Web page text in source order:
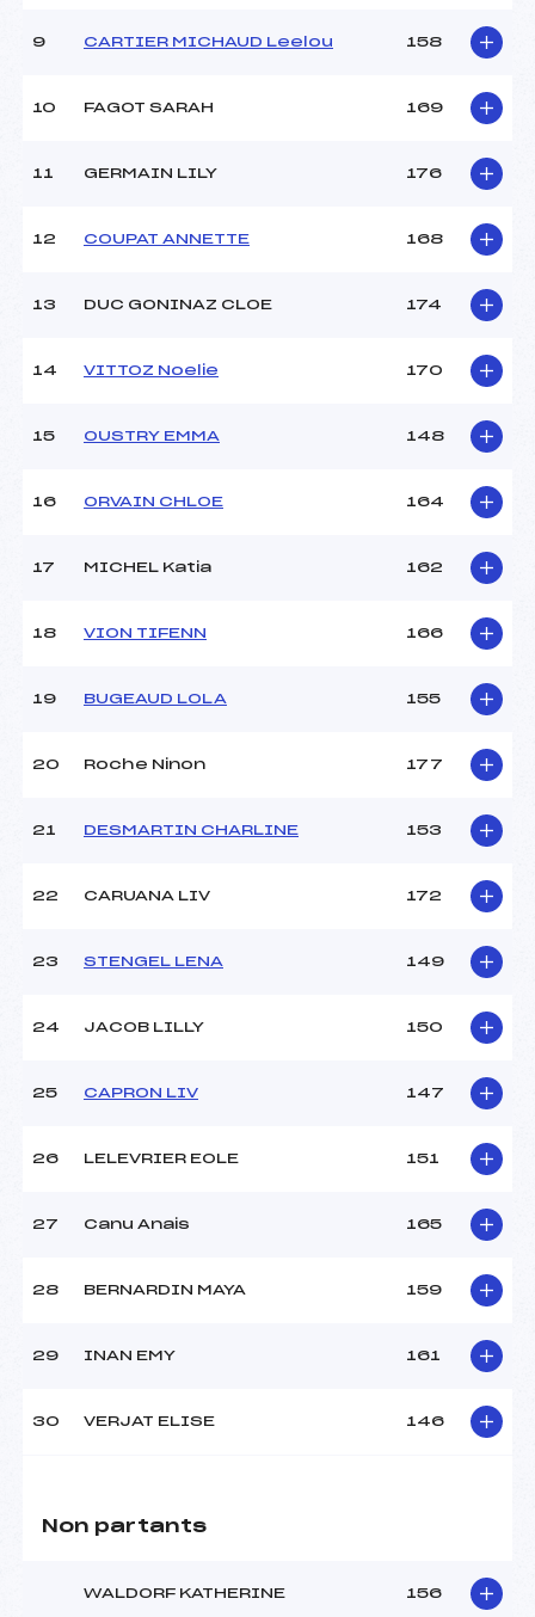
9 CARTIER MICHAUD Leelou 158
10 FAGOT SARAH 169
11 GERMAIN LILY 176
12 COUPAT ANNETTE 168
13 DUC GONINAZ CLOE 174
14 VITTOZ Noelie 170
15 OUSTRY EMMA 148
16 ORVAIN CHLOE 164
17 MICHEL Katia 162
18 VION TIFENN 166
19 BUGEAUD LOLA 155
20 Roche Ninon 177
21 DESMARTIN CHARLINE 153
22 CARUANA LIV 172
23 STENGEL LENA 149
24 JACOB LILLY 150
25 CAPRON LIV 147
26 LELEVRIER EOLE 151
27 Canu Anais 165
28 BERNARDIN MAYA 159
29 INAN EMY 161
30 VERJAT ELISE 146
Non partants
WALDORF KATHERINE 156